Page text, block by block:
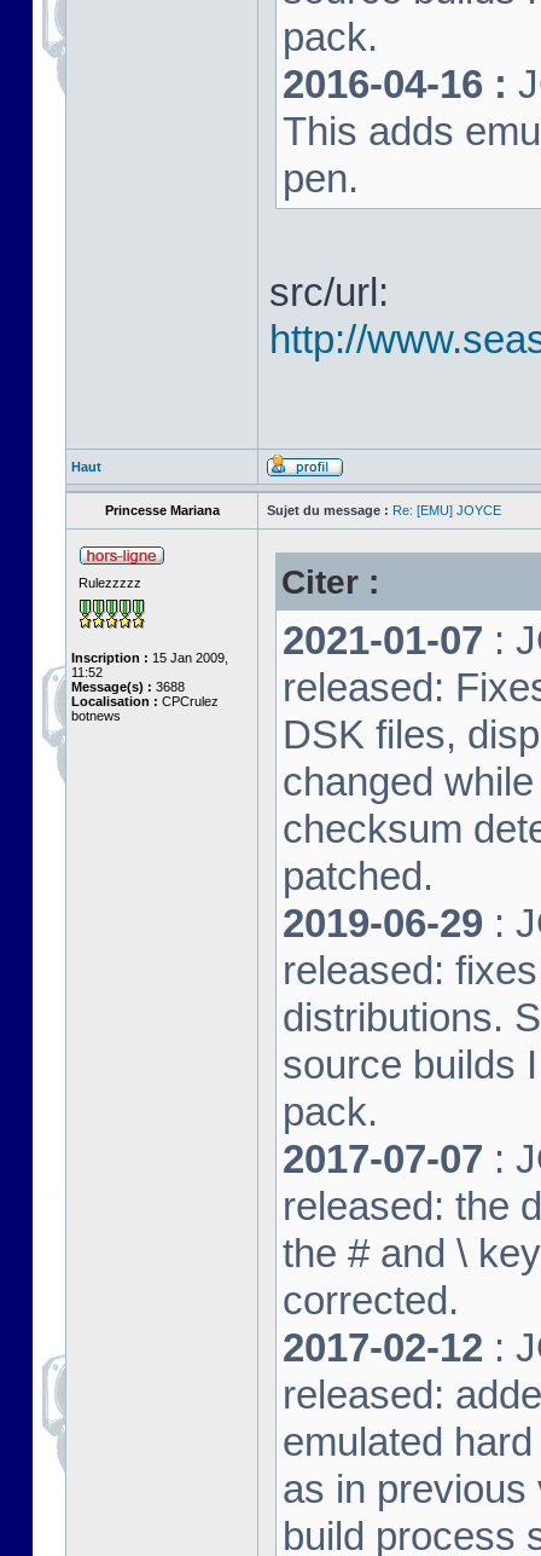
pack.
2016-04-16 :
This adds
pen.
src/url:
http://
Haut
Princesse Mariana Sujet du message : Re: [EMU] JOYCE
Rulezzzzz
Inscription : 15 Jan 2009,
11:52
Message(s) : 3688
Localisation : CPCrulez
botnews
Citer :
2021-01-07 :
released:
DSK files,
changed
checksum
patched.
2019-06-29 :
released:
distributions.
source builds
pack.
2017-07-07 :
released: the
the # and \
corrected.
2017-02-12 :
released:
emulated
as in previous
build process